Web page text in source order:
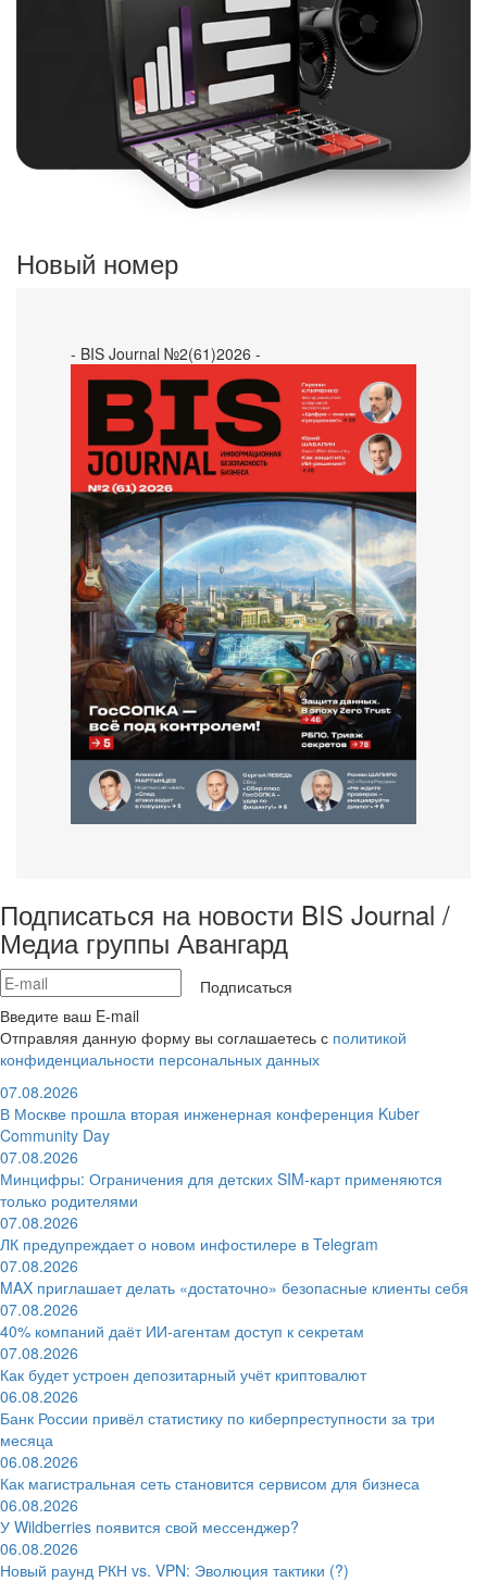
Новый номер
- BIS Journal №2(61)2026 -
Подписаться на новости BIS Journal /
Медиа группы Авангард
Подписаться
Введите ваш E-mail
Отправляя данную форму вы соглашаетесь с политикой
конфиденциальности персональных данных
07.08.2026
В Москве прошла вторая инженерная конференция Kuber
Community Day
07.08.2026
Минцифры: Ограничения для детских SIM-карт применяются
только родителями
07.08.2026
ЛК предупреждает о новом инфостилере в Telegram
07.08.2026
MAX приглашает делать «достаточно» безопасные клиенты себя
07.08.2026
40% компаний даёт ИИ‑агентам доступ к секретам
07.08.2026
Как будет устроен депозитарный учёт криптовалют
06.08.2026
Банк России привёл статистику по киберпреступности за три
месяца
06.08.2026
Как магистральная сеть становится сервисом для бизнеса
06.08.2026
У Wildberries появится свой мессенджер?
06.08.2026
Новый раунд РКН vs. VPN: Эволюция тактики (?)